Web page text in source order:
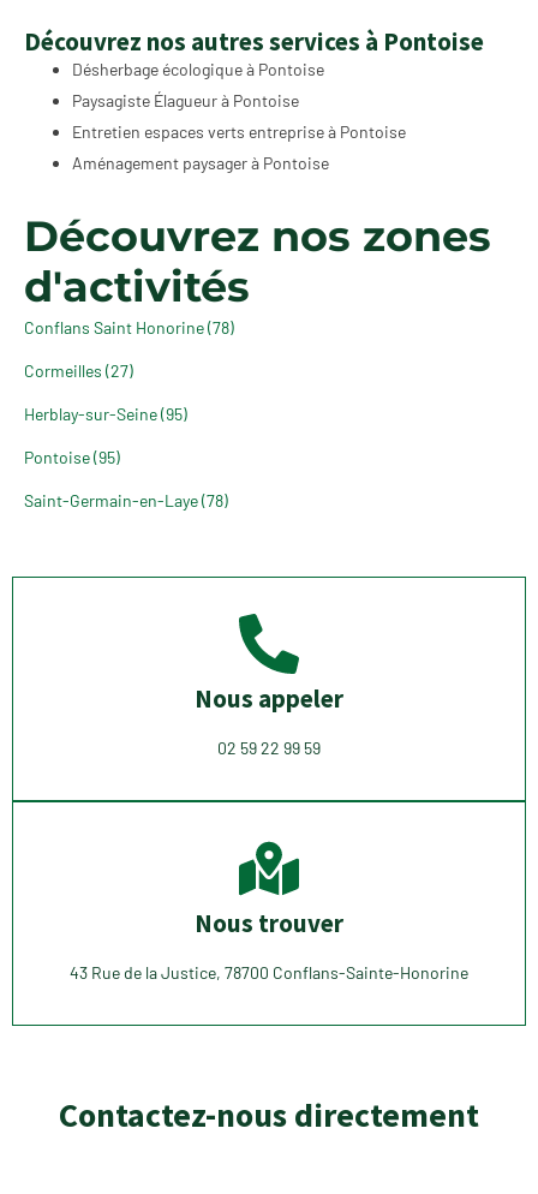
Découvrez nos autres services à Pontoise
Désherbage écologique à Pontoise
Paysagiste Élagueur à Pontoise
Entretien espaces verts entreprise à Pontoise
Aménagement paysager à Pontoise
Découvrez nos zones
d'activités
Conflans Saint Honorine (78)
Cormeilles (27)
Herblay-sur-Seine (95)
Pontoise (95)
Saint-Germain-en-Laye (78)
Nous appeler
02 59 22 99 59
Nous trouver
43 Rue de la Justice, 78700 Conflans-Sainte-Honorine
Contactez-nous directement